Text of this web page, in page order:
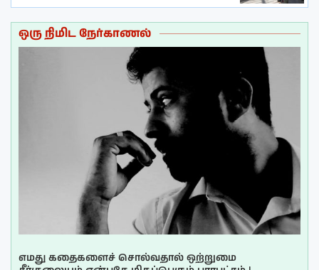
ஒரு நிமிட நேர்காணல்
எமது கதைகளைச் சொல்வதால் ஒற்றுமை